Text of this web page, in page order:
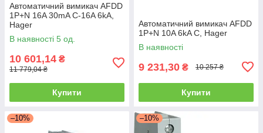
Автоматичний вимикач AFDD
1P+N 16A 30mA C-16A 6kA,
Hager
В наявності 5 од.
10 601,14 ₴
11 779,04 ₴
Купити
Автоматичний вимикач AFDD
1P+N 10A 6kA C, Hager
В наявності
9 231,30 ₴ 10 257 ₴
Купити
–10% –10%